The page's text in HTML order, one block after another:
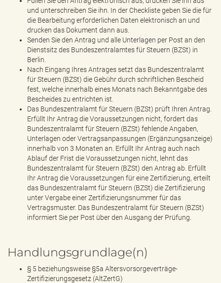
und unterschreiben Sie ihn. In der Checkliste geben Sie die für
die Bearbeitung erforderlichen Daten elektronisch an und
drucken das Dokument dann aus.
Senden Sie den Antrag und alle Unterlagen per Post an den
Dienstsitz des Bundeszentralamtes für Steuern (BZSt) in
Berlin.
Nach Eingang Ihres Antrages setzt das Bundeszentralamt
für Steuern (BZSt) die Gebühr durch schriftlichen Bescheid
fest, welche innerhalb eines Monats nach Bekanntgabe des
Bescheides zu entrichten ist.
Das Bundeszentralamt für Steuern (BZSt) prüft Ihren Antrag.
Erfüllt Ihr Antrag die Voraussetzungen nicht, fordert das
Bundeszentralamt für Steuern (BZSt) fehlende Angaben,
Unterlagen oder Vertragsanpassungen (Ergänzungsanzeige)
innerhalb von 3 Monaten an. Erfüllt Ihr Antrag auch nach
Ablauf der Frist die Voraussetzungen nicht, lehnt das
Bundeszentralamt für Steuern (BZSt) den Antrag ab. Erfüllt
Ihr Antrag die Voraussetzungen für eine Zertifizierung, erteilt
das Bundeszentralamt für Steuern (BZSt) die Zertifizierung
unter Vergabe einer Zertifizierungsnummer für das
Vertragsmuster. Das Bundeszentralamt für Steuern (BZSt)
informiert Sie per Post über den Ausgang der Prüfung.
Handlungsgrundlage(n)
§ 5 beziehungsweise §5a Altersvorsorgeverträge-
Zertifizierungsgesetz (AltZertG)